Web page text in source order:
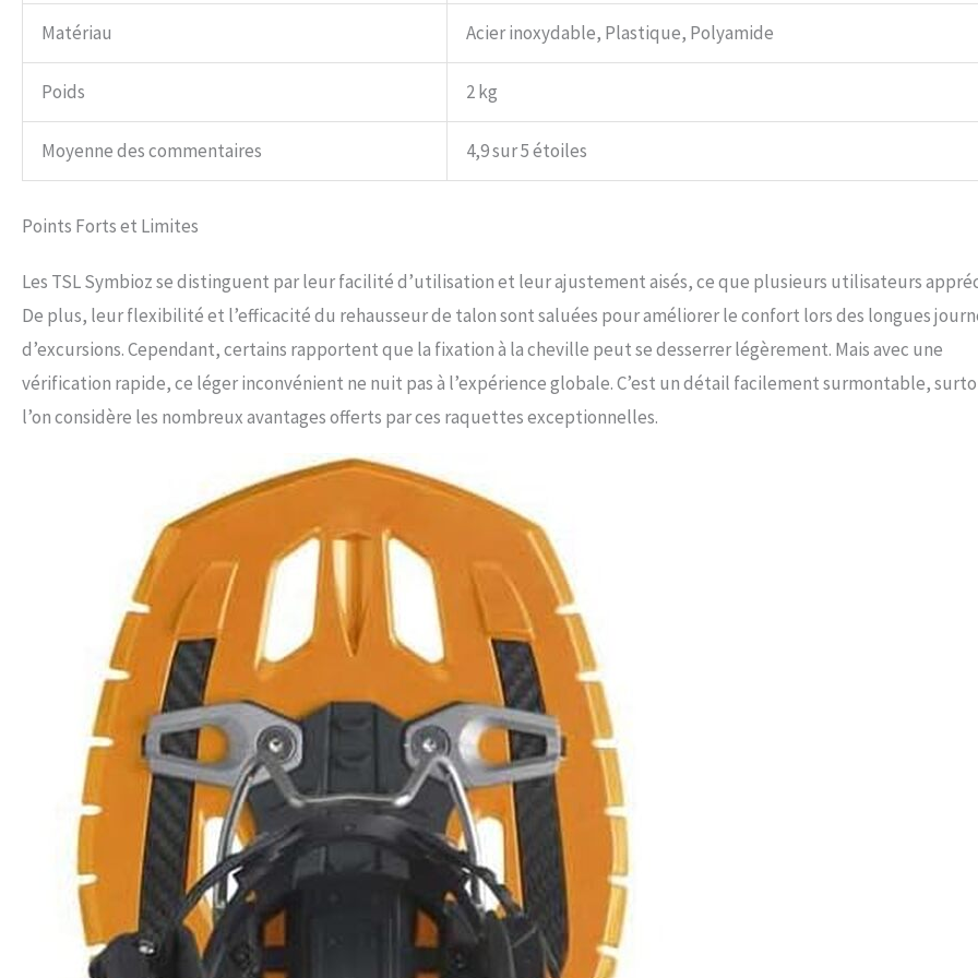
Matériau Acier inoxydable, Plastique, Polyamide
Poids 2 kg
Moyenne des commentaires 4,9 sur 5 étoiles
Points Forts et Limites
Les TSL Symbioz se distinguent par leur facilité d’utilisation et leur ajustement aisés, ce que plusieurs utilisateurs
De plus, leur flexibilité et l’efficacité du rehausseur de talon sont saluées pour améliorer le confort lors des longues
d’excursions. Cependant, certains rapportent que la fixation à la cheville peut se desserrer légèrement. Mais avec une
vérification rapide, ce léger inconvénient ne nuit pas à l’expérience globale. C’est un détail facilement surmontable,
l’on considère les nombreux avantages offerts par ces raquettes exceptionnelles.